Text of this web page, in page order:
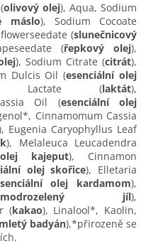
olivový olej), Aqua, Sodium
máslo), Sodium Cocoate
(slunečnicový
(řepkový olej),
), Sodium Citrate (citrát),
Dulcis Oil (esenciální olej
Lactate (laktát),
Oil (esenciální olej
Cinnamomum Cassia
Eugenia Caryophyllus Leaf
), Melaleuca Leucadendra
kajeput), Cinnamon
olej skořice), Elletaria
olej kardamom),
modrozelený jíl),
(kakao), Linalool*, Kaolin,
badyán),*přirozeně se